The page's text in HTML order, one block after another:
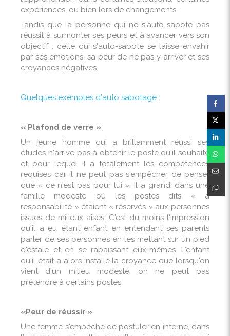
expériences, ou bien lors de changements.
Tandis que la personne qui ne s'auto-sabote pas
réussit à surmonter ses peurs et à avancer vers son
objectif , celle qui s'auto-sabote se laisse envahir
par ses émotions, sa peur de ne pas y arriver et ses
croyances négatives.
Quelques exemples d'auto sabotage :
« Plafond de verre »
Un jeune homme qui a brillamment réussi ses
études n'arrive pas à obtenir le poste qu'il souhaite
et pour lequel il a totalement les compétences
requises car il ne peut pas s'empêcher de penser
que « ce n'est pas pour lui ». Il a grandi dans une
famille modeste où les postes dits « à
responsabilité » étaient « réservés » aux personnes
issues de milieux aisés. C'est du moins l'impression
qu'il a eu étant enfant en entendant ses parents
parler de ses personnes en les mettant sur un pied
d'estale et en se rabaissant eux-mêmes. L'enfant
qu'il était a alors installé la croyance que lorsqu'on
vient d'un milieu modeste, on ne peut pas
prétendre à certains postes.
«Peur de réussir »
Une femme s'empêche de postuler en interne, dans